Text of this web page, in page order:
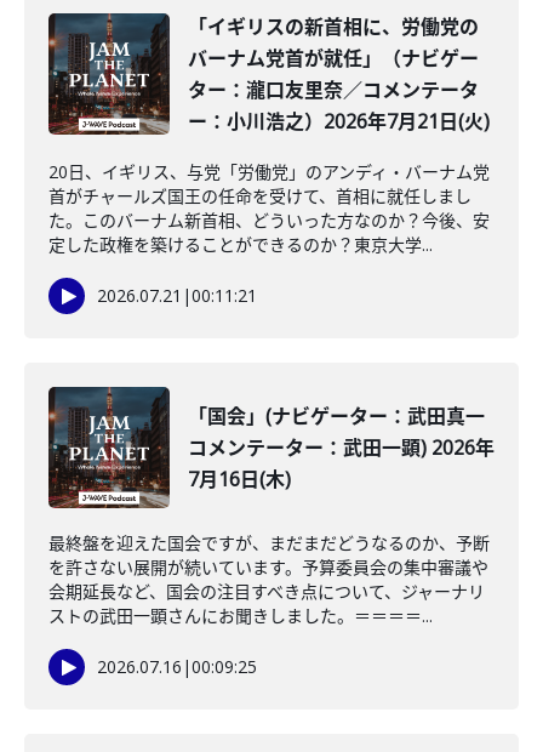
「イギリスの新首相に、労働党の
バーナム党首が就任」（ナビゲー
ター：瀧口友里奈／コメンテータ
ー：小川浩之）2026年7月21日(火)
20日、イギリス、与党「労働党」のアンディ・バーナム党
首がチャールズ国王の任命を受けて、首相に就任しまし
た。このバーナム新首相、どういった方なのか？今後、安
定した政権を築けることができるのか？東京大学...
2026.07.21 |00:11:21
「国会」(ナビゲーター：武田真一
コメンテーター：武田一顕) 2026年
7月16日(木)
最終盤を迎えた国会ですが、まだまだどうなるのか、予断
を許さない展開が続いています。予算委員会の集中審議や
会期延長など、国会の注目すべき点について、ジャーナリ
ストの武田一顕さんにお聞きしました。＝＝＝＝...
2026.07.16 |00:09:25